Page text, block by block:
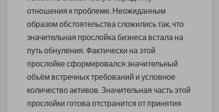
отношения к проблеме. Неожиданным
образом обстоятельства сложились так, что
значительная прослойка бизнеса встала на
путь обнуления. Фактически на этой
прослойке сформировался значительный
объём встречных требований и условное
количество активов. Значительная часть этой
прослойки готова отстранится от принятия